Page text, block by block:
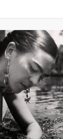
4